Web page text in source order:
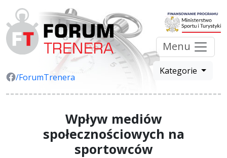
/ForumTrenera
Menu
Kategorie
Wpływ mediów
społecznościowych na
sportowców